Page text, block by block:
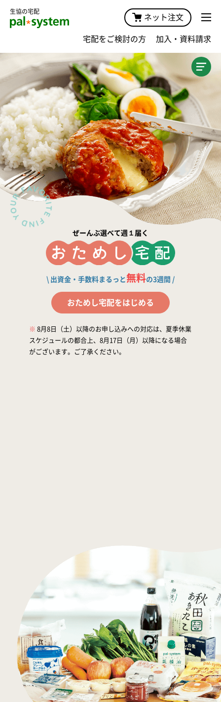
加入案内TOP
商品・価格
宅配サービスガイド・手数料
キャンペーン
おためしプラン
おためし宅配
おためしセット
みんなの声
加入に関するよくある質問
加入申し込み・資料請求
生協の宅配
ネット注文
宅配をご検討の方 加入・資料請求
ぜーんぶ選べて週１届く
\ 出資金・手数料まるっと 無料の3週間 /
おためし宅配をはじめる
※ 8月8日（土）以降のお申し込みへの対応は、夏季休業
スケジュールの都合上、8月17日（月）以降になる場合
がございます。ご了承ください。